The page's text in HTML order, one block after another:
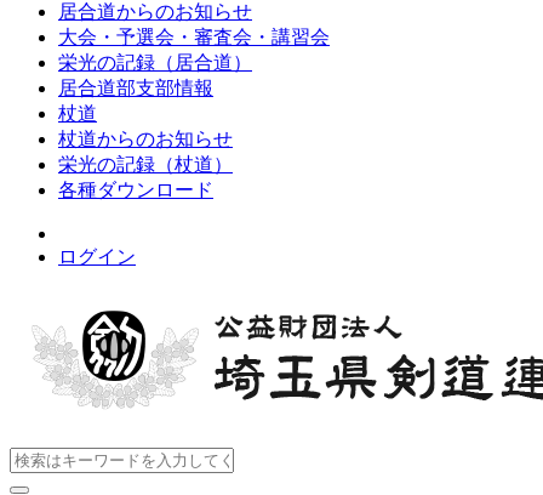
居合道からのお知らせ
大会・予選会・審査会・講習会
栄光の記録（居合道）
居合道部支部情報
杖道
杖道からのお知らせ
栄光の記録（杖道）
各種ダウンロード
ログイン